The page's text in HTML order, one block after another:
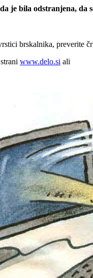
je bila odstranjena, da
brskalnika, preverite
www.delo.si ali